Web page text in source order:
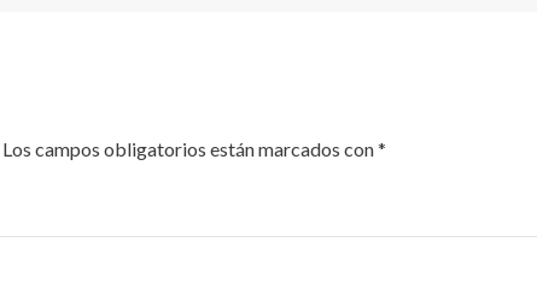
Los campos obligatorios están marcados con*